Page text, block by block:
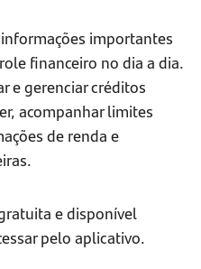
importantes
financeiro no dia a dia.
e gerenciar créditos
acompanhar limites
de renda e
e disponível
pelo aplicativo.